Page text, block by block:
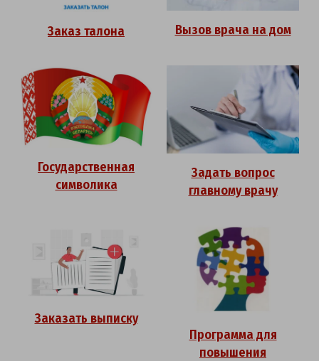
Заказ талона Вызов врача на дом
Государственная
символика
Задать вопрос
главному врачу
Заказать выписку
Программа для
повышения